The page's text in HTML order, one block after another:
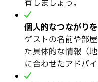
有しましょう。
個人的なつながり
ゲストの名前や部
た具体的な情報（
に合わせたアドバ